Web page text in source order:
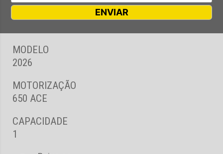
MODELO
2026
MOTORIZAÇÃO
650 ACE
CAPACIDADE
1